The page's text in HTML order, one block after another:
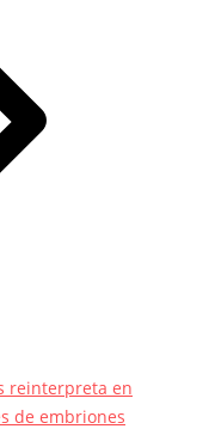
reinterpreta en
de embriones